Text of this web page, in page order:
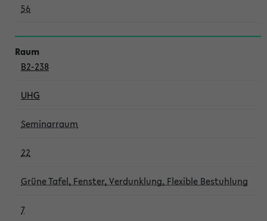
56
B2-238
UHG
Seminarraum
22
Grüne Tafel, Fenster, Verdunklung, Flexible Bestuhlung
7